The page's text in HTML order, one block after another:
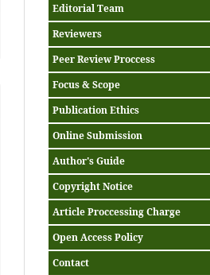
Editorial Team
Reviewers
Peer Review Proccess
Focus & Scope
Publication Ethics
Online Submission
Author's Guide
Copyright Notice
Article Proccessing Charge
Open Access Policy
Contact